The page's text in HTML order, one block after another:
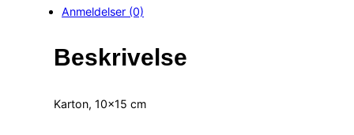
Anmeldelser (0)
Beskrivelse
Karton, 10×15 cm